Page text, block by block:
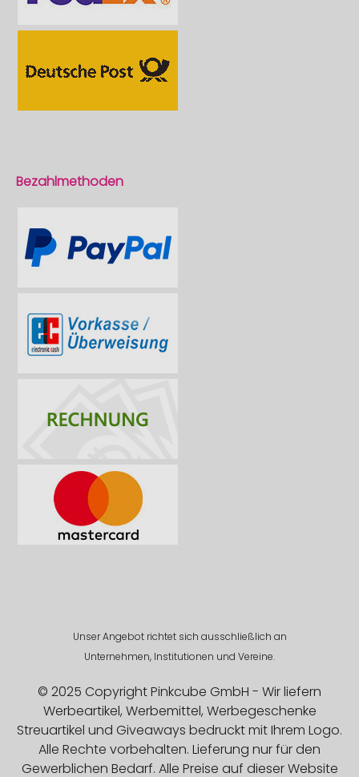
Bezahlmethoden
Unser Angebot richtet sich ausschließlich an
Unternehmen, Institutionen und Vereine.
© 2025 Copyright Pinkcube GmbH - Wir liefern
Werbeartikel, Werbemittel, Werbegeschenke
Streuartikel und Giveaways bedruckt mit Ihrem Logo.
Alle Rechte vorbehalten. Lieferung nur für den
Gewerblichen Bedarf. Alle Preise auf dieser Website